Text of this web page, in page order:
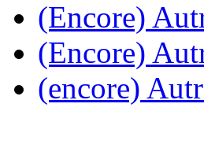
(Encore)
(Encore)
(encore)